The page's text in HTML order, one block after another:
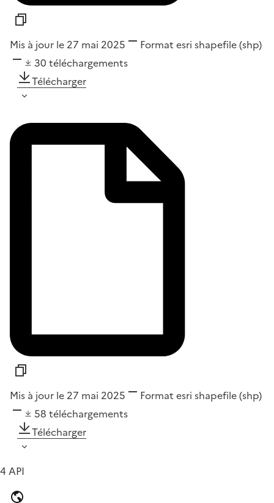
Mis à jour le 27 mai 2025 Format esri shapefile (shp)
30 téléchargements
Télécharger
Mis à jour le 27 mai 2025 Format esri shapefile (shp)
58 téléchargements
Télécharger
4 API